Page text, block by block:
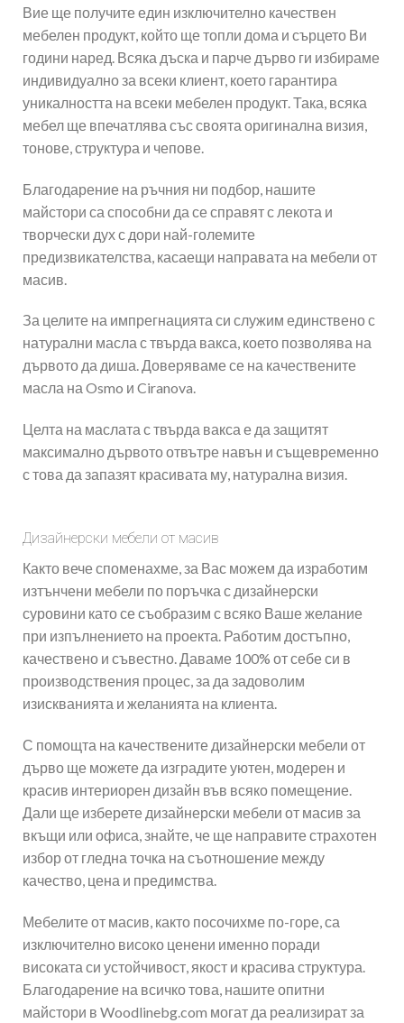
Вие ще получите един изключително качествен
мебелен продукт, който ще топли дома и сърцето Ви
години наред. Всяка дъска и парче дърво ги избираме
индивидуално за всеки клиент, което гарантира
уникалността на всеки мебелен продукт. Така, всяка
мебел ще впечатлява със своята оригинална визия,
тонове, структура и чепове.
Благодарение на ръчния ни подбор, нашите
майстори са способни да се справят с лекота и
творчески дух с дори най-големите
предизвикателства, касаещи направата на мебели от
масив.
За целите на импрегнацията си служим единствено с
натурални масла с твърда вакса, което позволява на
дървото да диша. Доверяваме се на качествените
масла на Osmo и Ciranova.
Целта на маслата с твърда вакса е да защитят
максимално дървото отвътре навън и същевременно
с това да запазят красивата му, натурална визия.
Дизайнерски мебели от масив
Както вече споменахме, за Вас можем да изработим
изтънчени мебели по поръчка с дизайнерски
суровини като се съобразим с всяко Ваше желание
при изпълнението на проекта. Работим достъпно,
качествено и съвестно. Даваме 100% от себе си в
производствения процес, за да задоволим
изискванията и желанията на клиента.
С помощта на качествените дизайнерски мебели от
дърво ще можете да изградите уютен, модерен и
красив интериорен дизайн във всяко помещение.
Дали ще изберете дизайнерски мебели от масив за
вкъщи или офиса, знайте, че ще направите страхотен
избор от гледна точка на съотношение между
качество, цена и предимства.
Мебелите от масив, както посочихме по-горе, са
изключително високо ценени именно поради
високата си устойчивост, якост и красива структура.
Благодарение на всичко това, нашите опитни
майстори в Woodlinebg.com могат да реализират за